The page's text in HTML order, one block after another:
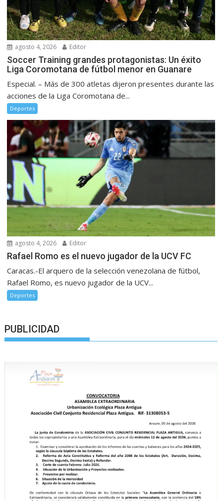
agosto 4, 2026 Editor
Soccer Training grandes protagonistas: Un éxito
Liga Coromotana de fútbol menor en Guanare
Especial. – Más de 300 atletas dijeron presentes durante las
acciones de la Liga Coromotana de...
Deportes
agosto 4, 2026 Editor
Rafael Romo es el nuevo jugador de la UCV FC
Caracas.-El arquero de la selección venezolana de fútbol,
Rafael Romo, es nuevo jugador de la UCV...
Deportes
PUBLICIDAD